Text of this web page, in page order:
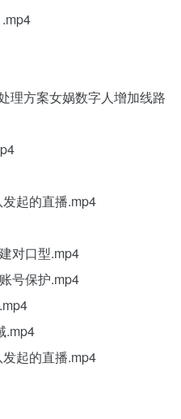
理方案女娲数字人增加线路
发起的直播.mp4
对口型.mp4
号保护.mp4
.mp4
发起的直播.mp4